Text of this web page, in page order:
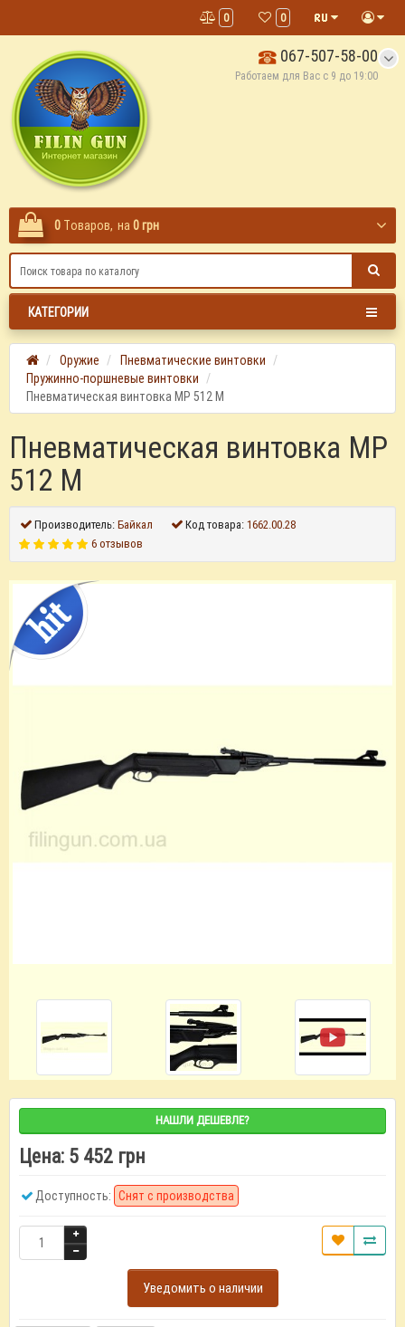
0
0
067-507-58-00
Работаем для Вас с 9 до 19:00
0 Tоваров, на 0 грн
КАТЕГОРИИ
Оружие
Пневматические винтовки
Пружинно-поршневые винтовки
Пневматическая винтовка МР 512 М
Пневматическая винтовка МР
512 М
Производитель:Байкал Код товара:1662.00.28
6 отзывов
НАШЛИ ДЕШЕВЛЕ?
Цена: 5 452 грн
Доступность: Снят с производства
Уведомить о наличии